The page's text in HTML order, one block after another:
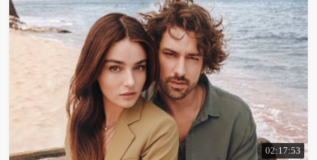
02:17:53